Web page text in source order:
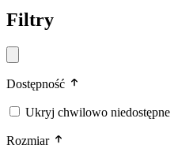
Filtry
Dostępność
Ukryj chwilowo niedostępne
Rozmiar